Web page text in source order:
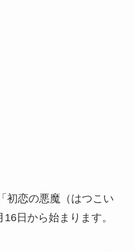
初恋の悪魔（はつこい
日から始まります。